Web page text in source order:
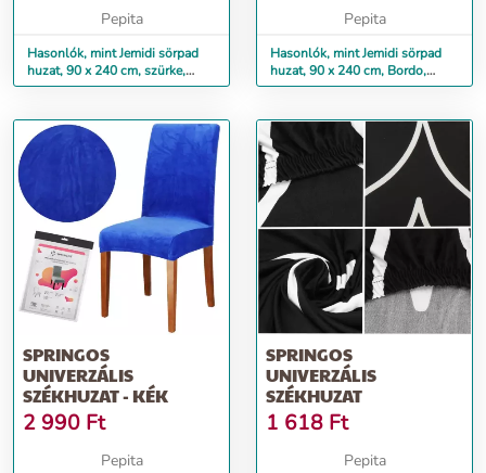
Pepita
Hasonlók, mint Jemidi sörpad
huzat, 90 x 240 cm, szürke,
poliészter / pamut, 553...
Pepita
Hasonlók, mint Jemidi sörpad
huzat, 90 x 240 cm, Bordo,
poliészter / pamut, 5531...
SPRINGOS
UNIVERZÁLIS
SZÉKHUZAT - KÉK
2 990 Ft
Pepita
SPRINGOS
UNIVERZÁLIS
SZÉKHUZAT
1 618 Ft
Pepita